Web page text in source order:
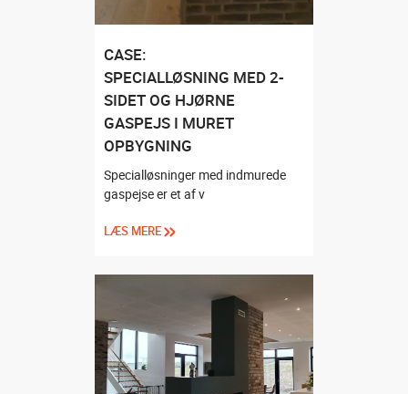
CASE:
SPECIALLØSNING MED 2-
SIDET OG HJØRNE
GASPEJS I MURET
OPBYGNING
Specialløsninger med indmurede
gaspejse er et af v
LÆS MERE